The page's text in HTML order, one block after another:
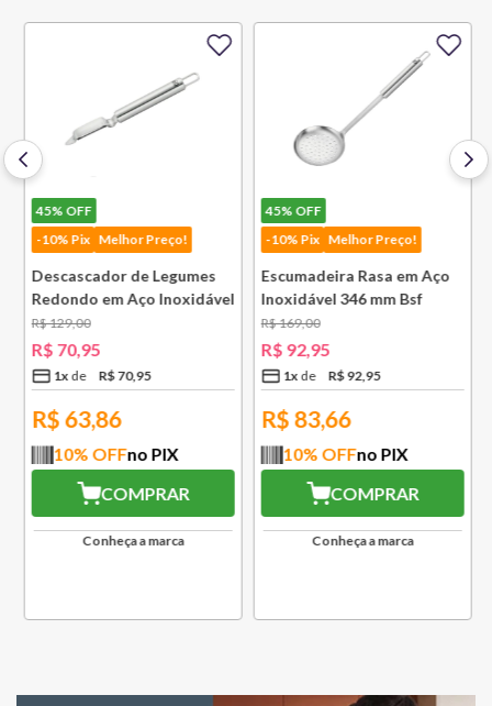
45%OFF
-10% Pix
Melhor Preço!
Descascador de Legumes
Redondo em Aço Inoxidável
131 mm Bsf
R$129,00
R$ 70,95
1x R$ 70,95
R$ 63,86
10% OFFno PIX
COMPRAR
Conheça a marca
45%OFF
-10% Pix
Melhor Preço!
Escumadeira Rasa em Aço
Inoxidável 346 mm Bsf
R$169,00
R$ 92,95
1x R$ 92,95
R$ 83,66
10% OFFno PIX
COMPRAR
Conheça a marca